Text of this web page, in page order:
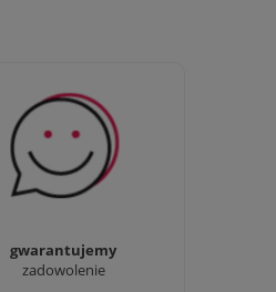
gwarantujemy
zadowolenie
Sprawdź nasze 100%
zadowolenia Klientów